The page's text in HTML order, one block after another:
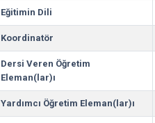
Eğitimin Dili
Koordinatör
Dersi Veren Öğretim
Eleman(lar)ı
Yardımcı Öğretim Eleman(lar)ı